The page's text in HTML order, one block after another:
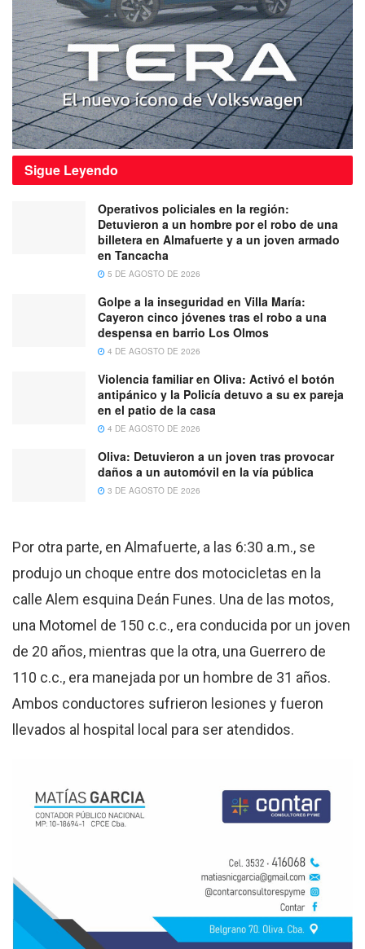
Sigue Leyendo
Operativos policiales en la región:
Detuvieron a un hombre por el robo de una
billetera en Almafuerte y a un joven armado
en Tancacha
5 DE AGOSTO DE 2026
Golpe a la inseguridad en Villa María:
Cayeron cinco jóvenes tras el robo a una
despensa en barrio Los Olmos
4 DE AGOSTO DE 2026
Violencia familiar en Oliva: Activó el botón
antipánico y la Policía detuvo a su ex pareja
en el patio de la casa
4 DE AGOSTO DE 2026
Oliva: Detuvieron a un joven tras provocar
daños a un automóvil en la vía pública
3 DE AGOSTO DE 2026
Por otra parte, en Almafuerte, a las 6:30 a.m., se
produjo un choque entre dos motocicletas en la
calle Alem esquina Deán Funes. Una de las motos,
una Motomel de 150 c.c., era conducida por un joven
de 20 años, mientras que la otra, una Guerrero de
110 c.c., era manejada por un hombre de 31 años.
Ambos conductores sufrieron lesiones y fueron
llevados al hospital local para ser atendidos.